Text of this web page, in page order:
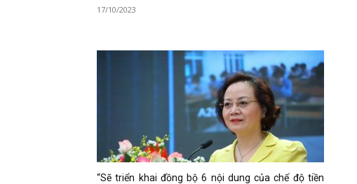
17/10/2023
“Sẽ triển khai đồng bộ 6 nội dung của chế độ tiền